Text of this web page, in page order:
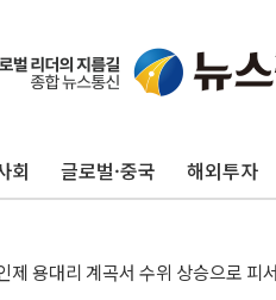
회 글로벌·중국 해외투자
李대통령, ISA 개편 재검토 지시…與
일 폭염에 온열질환 사망 23명…정
전방위 아파트 부양, 수도 베이징도
해시, 11~14일 '별똥별 멍' 운영…